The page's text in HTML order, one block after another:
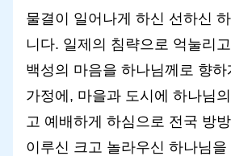
물결이 일어나게 하신 선하신
니다. 일제의 침략으로 억눌리
백성의 마음을 하나님께로 향
가정에, 마을과 도시에 하나님
고 예배하게 하심으로 전국 방
이루신 크고 놀라우신 하나님